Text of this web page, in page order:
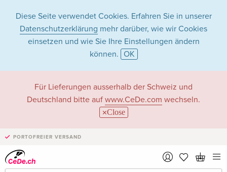
Diese Seite verwendet Cookies. Erfahren Sie in unserer
Datenschutzerklärung mehr darüber, wie wir Cookies
einsetzen und wie Sie Ihre Einstellungen ändern
können. OK
Für Lieferungen ausserhalb der Schweiz und
Deutschland bitte auf www.CeDe.com wechseln.
Close
PORTOFREIER VERSAND
›